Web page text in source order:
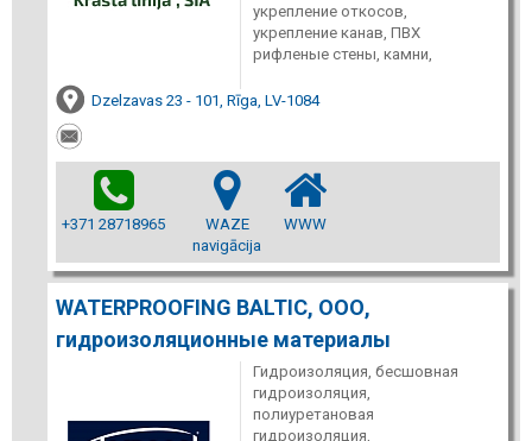
укрепление откосов,
укрепление канав, ПВХ
рифленые стены, камни,
Dzelzavas 23 - 101, Rīga, LV-1084
+371 28718965
WAZE
navigācija
WWW
WATERPROOFING BALTIC, ООО,
гидроизоляционные материалы
Гидроизоляция, бесшовная
гидроизоляция,
полиуретановая
гидроизоляция,